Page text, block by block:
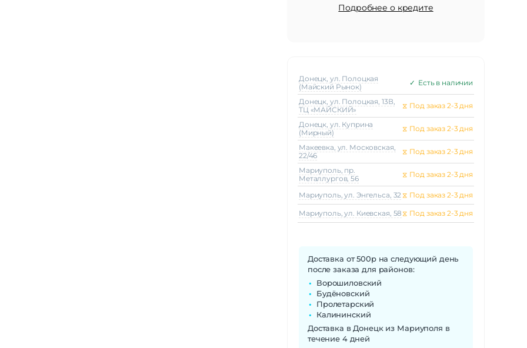
Подробнее о кредите
Донецк, ул. Полоцкая
(Майский Рынок)
✓ Есть в наличии
Донецк, ул. Полоцкая, 13В,
ТЦ «МАЙСКИЙ»
⧖ Под заказ 2-3 дня
Донецк, ул. Куприна
(Мирный)
⧖ Под заказ 2-3 дня
Макеeвка, ул. Московская,
22/46
⧖ Под заказ 2-3 дня
Мариуполь, пр.
Металлургов, 56
⧖ Под заказ 2-3 дня
Мариуполь, ул. Энгельса, 32 ⧖ Под заказ 2-3 дня
Мариуполь, ул. Киевская, 58 ⧖ Под заказ 2-3 дня
Доставка от 500р на следующий день
после заказа для районов:
Ворошиловский
Будёновский
Пролетарский
Калининский
Доставка в Донецк из Мариуполя в
течение 4 дней